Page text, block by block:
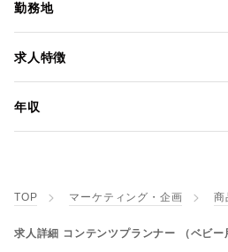
勤務地
求人特徴
年収
TOP マーケティング・企画 商
求人詳細 コンテンツプランナー （ベビー